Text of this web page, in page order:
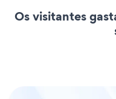
Os visitantes